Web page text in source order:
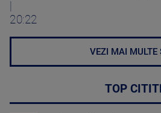
20:22
VEZI MAI MULTE
TOP